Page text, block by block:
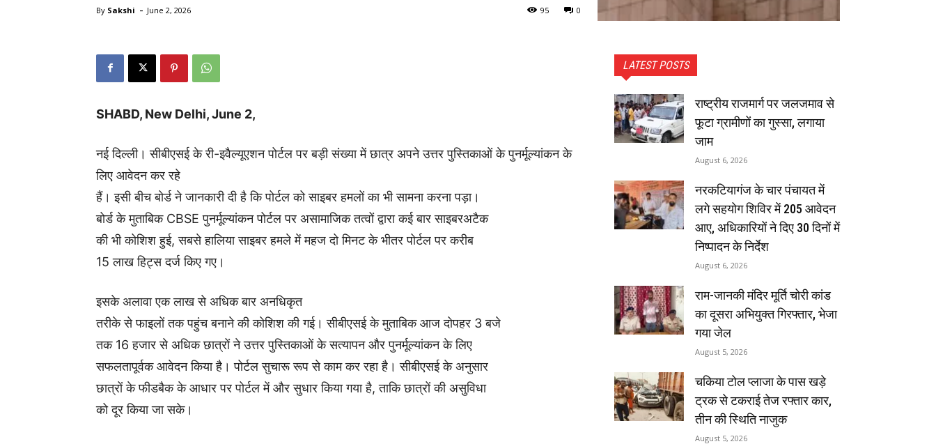
By Sakshi - June 2, 2026 0
95
SHABD, New Delhi, June 2,
नई दिल्ली। सीबीएसई के री-इवैल्यूएशन पोर्टल पर बड़ी संख्या में छात्र अपने उत्तर पुस्तिकाओं के पुनर्मूल्यांकन के
लिए आवेदन कर रहे
हैं। इसी बीच बोर्ड ने जानकारी दी है कि पोर्टल को साइबर हमलों का भी सामना करना पड़ा।
बोर्ड के मुताबिक CBSE पुनर्मूल्यांकन पोर्टल पर असामाजिक तत्वों द्वारा कई बार साइबरअटैक
की भी कोशिश हुई, सबसे हालिया साइबर हमले में महज दो मिनट के भीतर पोर्टल पर करीब
15 लाख हिट्स दर्ज किए गए।
इसके अलावा एक लाख से अधिक बार अनधिकृत
तरीके से फाइलों तक पहुंच बनाने की कोशिश की गई। सीबीएसई के मुताबिक आज दोपहर 3बजे
तक16हजार से अधिक छात्रों ने उत्तर पुस्तिकाओं के सत्यापन और पुनर्मूल्यांकन के लिए
सफलतापूर्वक आवेदन किया है। पोर्टल सुचारू रूप से काम कर रहा है। सीबीएसई के अनुसार
छात्रों के फीडबैक के आधार पर पोर्टल में और सुधार किया गया है,ताकि छात्रों की असुविधा
को दूर किया जा सके।
LATEST POSTS
राष्ट्रीय राजमार्ग पर जलजमाव से
फूटा ग्रामीणों का गुस्सा, लगाया
जाम
August 6, 2026
नरकटियागंज के चार पंचायत में
लगे सहयोग शिविर में 205 आवेदन
आए, अधिकारियों ने दिए 30 दिनों में
निष्पादन के निर्देश
August 6, 2026
राम-जानकी मंदिर मूर्ति चोरी कांड
का दूसरा अभियुक्त गिरफ्तार, भेजा
गया जेल
August 5, 2026
चकिया टोल प्लाजा के पास खड़े
ट्रक से टकराई तेज रफ्तार कार,
तीन की स्थिति नाजुक
August 5, 2026